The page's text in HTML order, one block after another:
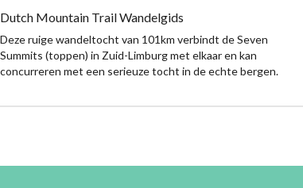
Dutch Mountain Trail Wandelgids
Deze ruige wandeltocht van 101km verbindt de Seven
Summits (toppen) in Zuid-Limburg met elkaar en kan
concurreren met een serieuze tocht in de echte bergen.